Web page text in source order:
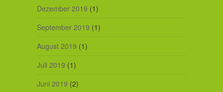
Dezember 2019 (1)
September 2019 (1)
August 2019 (1)
Juli 2019 (1)
Juni 2019 (2)